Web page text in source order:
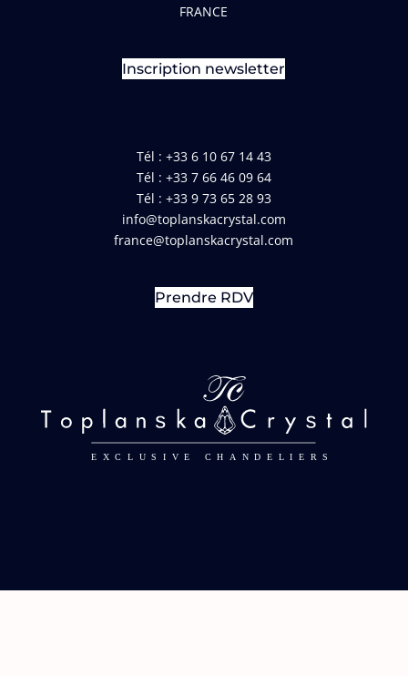
FRANCE
Inscription newsletter
Tél : +33 6 10 67 14 43
Tél : +33 7 66 46 09 64
Tél : +33 9 73 65 28 93
info@toplanskacrystal.com
france@toplanskacrystal.com
Prendre RDV